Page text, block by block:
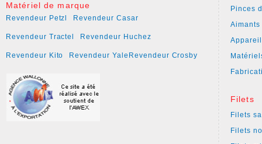
Matériel de marque
Revendeur Petzl Revendeur Casar
Revendeur Tractel Revendeur Huchez
Revendeur Kito Revendeur Yale Revendeur Crosby
Pinces
Filets
Filets
Filets